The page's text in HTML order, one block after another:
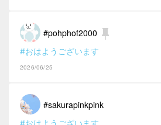
#pohphof2000
#おはようございます
2026/06/25
#sakurapinkpink
#おはようございます